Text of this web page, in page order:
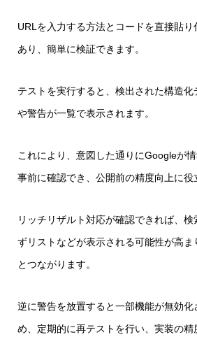
URLを入力する方法とコードを直接貼
あり、簡単に検証できます。
テストを実行すると、検出された構造
や警告が一覧で表示されます。
これにより、意図した通りにGoogleが
事前に確認でき、公開前の精度向上に役
リッチリザルト対応が確認できれば、検
ずリストなどが表示される可能性が高
とつながります。
逆に警告を放置すると一部機能が無効化
め、定期的に再テストを行い、実装の